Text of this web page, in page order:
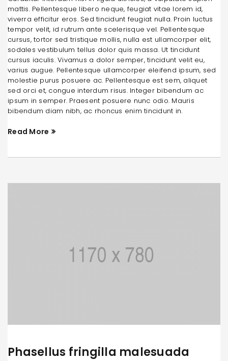
mattis. Pellentesque libero neque, feugiat vitae lorem id,
viverra efficitur eros. Sed tincidunt feugiat nulla. Proin luctus
tempor velit, id rutrum ante scelerisque vel. Pellentesque
cursus, tortor sed tristique mollis, nulla est ullamcorper elit,
sodales vestibulum tellus dolor quis massa. Ut tincidunt
cursus iaculis. Vivamus a dolor semper, tincidunt velit eu,
varius augue. Pellentesque ullamcorper eleifend ipsum, sed
molestie purus posuere ac. Pellentesque est sem, aliquet
sed orci et, congue interdum risus. Integer bibendum ac
ipsum in semper. Praesent posuere nunc odio. Mauris
bibendum diam nibh, ac rhoncus enim tincidunt in.
Read More
Phasellus fringilla malesuada